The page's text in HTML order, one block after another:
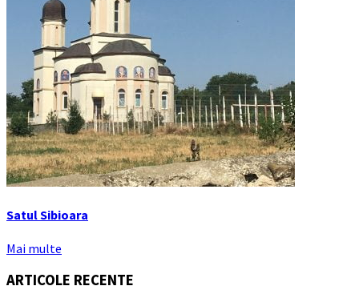
Satul Sibioara
Mai multe
ARTICOLE RECENTE